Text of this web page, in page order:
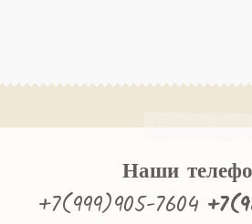
Наши
+7(999)905-7604